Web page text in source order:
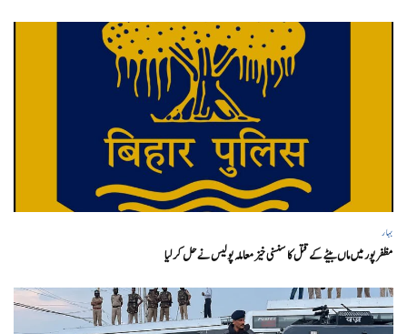
بہار
مظفر پور میں ماں بیٹے کے قتل کا سنسنی خیز معاملہ پولیس نے حل کر لیا